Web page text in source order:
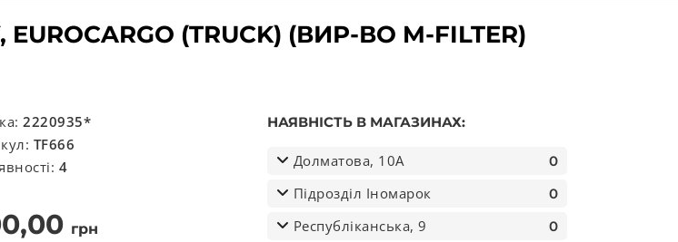
(TRUCK) (ВИР-ВО M-FILTER)
2220935*
TF666
4
грн
НАЯВНІСТЬ В МАГАЗИНАХ:
Долматова, 10А 0
Підрозділ Іномарок 0
Республіканська, 9 0